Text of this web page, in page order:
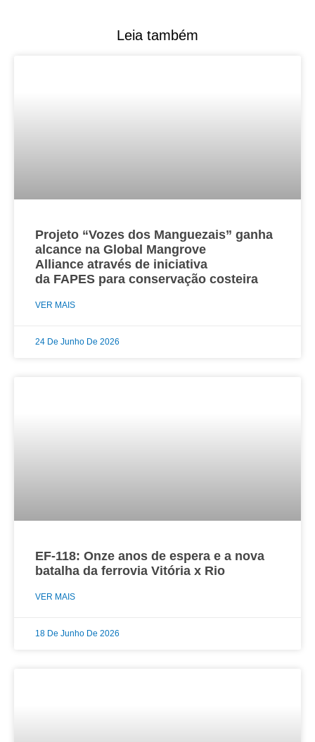
Leia também
Projeto “Vozes dos Manguezais” ganha
alcance na Global Mangrove
Alliance através de iniciativa
da FAPES para conservação costeira
VER MAIS
24 De Junho De 2026
EF-118: Onze anos de espera e a nova
batalha da ferrovia Vitória x Rio
VER MAIS
18 De Junho De 2026